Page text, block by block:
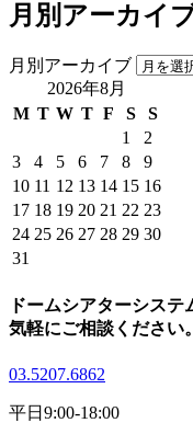
月別アーカイ
月別アーカイブ
2026年8月
M T W T F S
S
1
2
3
4 5 6 7 8
9
10 11 12 13 14 15 16
17 18 19 20 21 22 23
24 25 26 27 28 29 30
31
ドームシアターシステ
気軽にご相談ください。
03.5207.6862
平日9:00-18:00